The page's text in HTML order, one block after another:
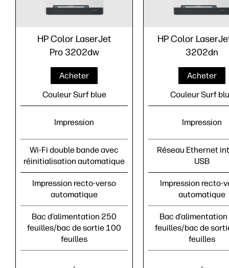
HP Color LaserJet
Pro 3202dw
Acheter
Couleur Surf blue
Impression
Wi-Fi double bande avec
réinitialisation automatique
Impression recto-verso
automatique
Bac d’alimentation 250
feuilles/bac de sortie 100
feuilles
HP Color
3202dn
Acheter
Couleur Surf
Impression
Réseau Ethernet
USB
Impression recto-
automatique
Bac
feuilles/bac de
feuilles